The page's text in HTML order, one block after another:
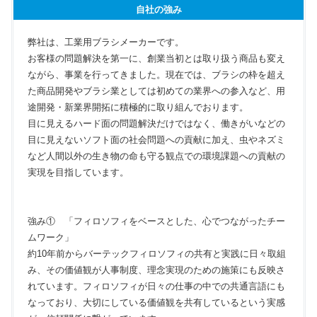
自社の強み
弊社は、工業用ブラシメーカーです。
お客様の問題解決を第一に、創業当初とは取り扱う商品も変え
ながら、事業を行ってきました。現在では、ブラシの枠を超え
た商品開発やブラシ業としては初めての業界への参入など、用
途開発・新業界開拓に積極的に取り組んでおります。
目に見えるハード面の問題解決だけではなく、働きがいなどの
目に見えないソフト面の社会問題への貢献に加え、虫やネズミ
など人間以外の生き物の命も守る観点での環境課題への貢献の
実現を目指しています。
強み① 「フィロソフィをベースとした、心でつながったチー
ムワーク」
約10年前からバーテックフィロソフィの共有と実践に日々取組
み、その価値観が人事制度、理念実現のための施策にも反映さ
れています。フィロソフィが日々の仕事の中での共通言語にも
なっており、大切にしている価値観を共有しているという実感